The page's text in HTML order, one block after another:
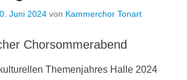
Juni 2024 von Kammerchor Tonart
Chorsommerabend
Themenjahres Halle 2024